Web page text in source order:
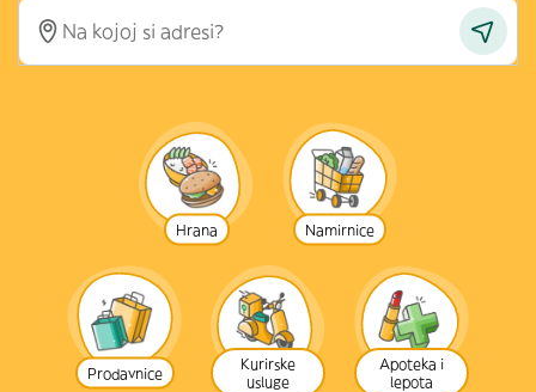
Hrana Namirnice
Prodavnice
Kurirske
usluge
Apoteka i
lepota